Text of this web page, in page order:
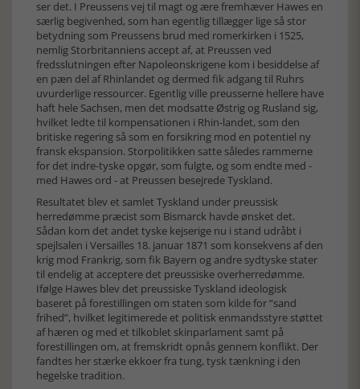
ser det. I Preussens vej til magt og ære fremhæver Hawes en
særlig begivenhed, som han egentlig tillægger lige så stor
betydning som Preussens brud med romerkirken i 1525,
nemlig Storbritanniens accept af, at Preussen ved
fredsslutningen efter Napoleonskrigene kom i besiddelse af
en pæn del af Rhinlandet og dermed fik adgang til Ruhrs
uvurderlige ressourcer. Egentlig ville preusserne hellere have
haft hele Sachsen, men det modsatte Østrig og Rusland sig,
hvilket ledte til kompensationen i Rhin-landet, som den
britiske regering så som en forsikring mod en potentiel ny
fransk ekspansion. Storpolitikken satte således rammerne
for det indre-tyske opgør, som fulgte, og som endte med -
med Hawes ord - at Preussen besejrede Tyskland.
Resultatet blev et samlet Tyskland under preussisk
herredømme præcist som Bismarck havde ønsket det.
Sådan kom det andet tyske kejserige nu i stand udråbt i
spejlsalen i Versailles 18. januar 1871 som konsekvens af den
krig mod Frankrig, som fik Bayern og andre sydtyske stater
til endelig at acceptere det preussiske overherredømme.
Ifølge Hawes blev det preussiske Tyskland ideologisk
baseret på forestillingen om staten som kilde for ”sand
frihed”, hvilket legitimerede et politisk enmandsstyre støttet
af hæren og med et tilkoblet skinparlament samt på
forestillingen om, at fremskridt opnås gennem konflikt. Der
fandtes her stærke ekkoer fra tung, tysk tænkning i den
hegelske tradition.